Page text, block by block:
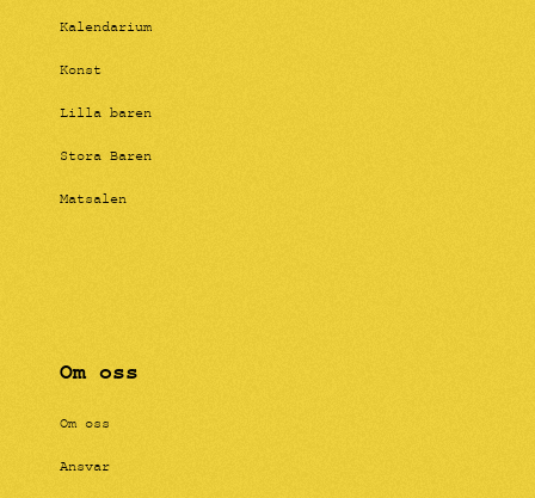
Kalendarium
Konst
Lilla baren
Stora Baren
Matsalen
Om oss
Om oss
Ansvar